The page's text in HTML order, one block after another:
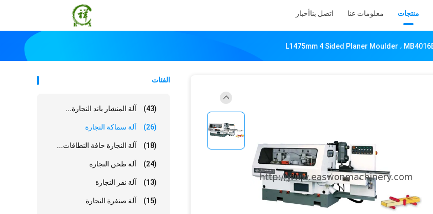
منتجات معلومات عنا اتصل بناأخبار
الفئات
آلة المنشار باند النجارة... (43)
آلة سماكة النجارة (26)
آلة النجارة حافة النطاقات... (18)
آلة طحن النجارة (24)
آلة نقر النجارة (13)
آلة صنفرة النجارة (15)